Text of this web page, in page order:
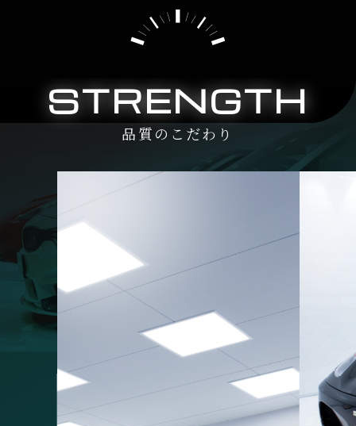
STRENGTH
品質のこだわり